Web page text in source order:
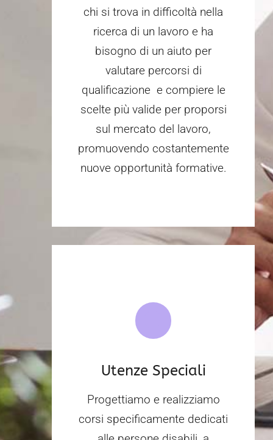
chi si trova in difficoltà nella
ricerca di un lavoro e ha
bisogno di un aiuto per
valutare percorsi di
qualificazione e compiere le
scelte più valide per proporsi
sul mercato del lavoro,
promuovendo costantemente
nuove opportunità formative.
Utenze Speciali
Progettiamo e realizziamo
corsi specificamente dedicati